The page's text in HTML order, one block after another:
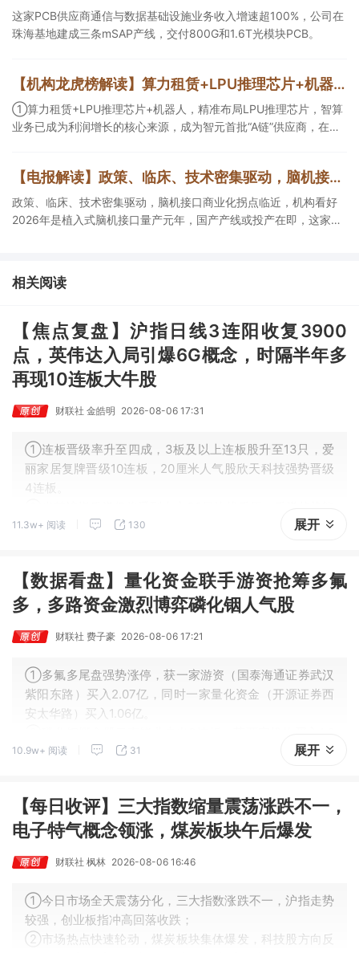
这家PCB供应商通信与数据基础设施业务收入增速超100%，公司在
珠海基地建成三条mSAP产线，交付800G和1.6T光模块PCB。
【机构龙虎榜解读】算力租赁+LPU推理芯片+机器人，精准布局LPU推理芯片，智算业务已成为利润增长的核心来源，成为智元首批“A链”供应商，在机器人“大小脑”控制器领域已有客户订单落地，这家公司获净买入
①算力租赁+LPU推理芯片+机器人，精准布局LPU推理芯片，智算
业务已成为利润增长的核心来源，成为智元首批“A链”供应商，在机
出AI数据安全产品矩阵，自主研发的大数据AI应用平台、AI数据安全
分类分级产品获得市场高度认可，机构大额净买入这家公司。
【电报解读】政策、临床、技术密集驱动，脑机接口商业化拐点临近，机构看好2026年是植入式脑机接口量产元年，国产产线或投产在即，这家公司对多模态人机交互系统集成关键技术进行了研发
政策、临床、技术密集驱动，脑机接口商业化拐点临近，机构看好
2026年是植入式脑机接口量产元年，国产产线或投产在即，这家公
相关阅读
【焦点复盘】沪指日线3连阳收复3900
点，英伟达入局引爆6G概念，时隔半年多
再现10连板大牛股
财联社 金皓明 2026-08-06 17:31
①连板晋级率升至四成，3板及以上连板股升至13只，爱
丽家居复牌晋级10连板，20厘米人气股欣天科技强势晋级
4连板。
否延续仍取决于能否持续站稳日线布林中轨线上方。
11.3w+ 阅读 130 展开
【数据看盘】量化资金联手游资抢筹多氟
多，多路资金激烈博弈磷化铟人气股
财联社 费子豪 2026-08-06 17:21
①多氟多尾盘强势涨停，获一家游资（国泰海通证券武汉
紫阳东路）买入2.07亿，同时一家量化资金（开源证券西
安太华路）买入1.06亿。
1亿，深股通买入2.43亿，一家游资买入1.6亿，同时遭一
10.9w+ 阅读 31 展开
【每日收评】三大指数缩量震荡涨跌不一，
电子特气概念领涨，煤炭板块午后爆发
财联社 枫林 2026-08-06 16:46
①今日市场全天震荡分化，三大指数涨跌不一，沪指走势
较强，创业板指冲高回落收跌；
②市场热点快速轮动，煤炭板块集体爆发，科技股方向反